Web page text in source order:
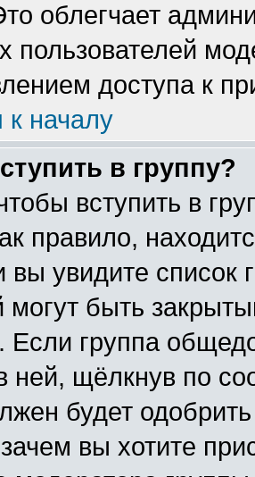
облегчает
пользователей
доступа к
к началу
в группу?
вступить в
правило,
вы увидите список
могут быть
группа
ней, щёлкнув по
будет
вы хотите